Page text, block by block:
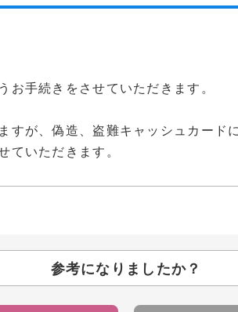
手続きをさせていただきます。
すが、偽造、盗難キャッシュカード
ていただきます。
参考になりましたか？